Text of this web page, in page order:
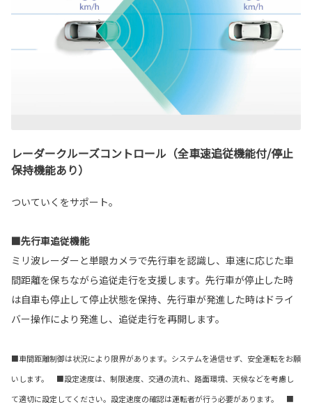
レーダークルーズコントロール（全車速追従機能付/停止
保持機能あり）
ついていくをサポート。
■先行車追従機能
ミリ波レーダーと単眼カメラで先行車を認識し、車速に応じた車
間距離を保ちながら追従走行を支援します。先行車が停止した時
は自車も停止して停止状態を保持、先行車が発進した時はドライ
バー操作により発進し、追従走行を再開します。
■車間距離制御は状況により限界があります。システムを過信せず、安全運転をお願
いします。 ■設定速度は、制限速度、交通の流れ、路面環境、天候などを考慮し
て適切に設定してください。設定速度の確認は運転者が行う必要があります。 ■